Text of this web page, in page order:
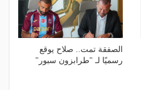
الصفقة تمت.. صلاح يوقع
رسميًا لـ "طرابزون سبور"